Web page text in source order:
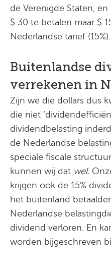
de Verenigde Staten,
$ 30 te betalen maar $
Nederlandse tarief (15%).
Buitenlandse
verrekenen in
Zijn we die dollars dus
die niet
dividendbelasting
de Nederlandse
speciale fiscale
kunnen wij dat wel.
krijgen ook de 15%
het buitenland
Nederlandse
dividend verloren. En
worden bijgeschreven